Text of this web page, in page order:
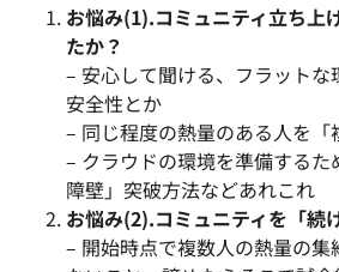
お悩み(1).コミュニティ立ち上
たか？
– 安心して聞ける、フラットな
安全性とか
– 同じ程度の熱量のある人を
– クラウドの環境を準備するた
障壁」突破方法などあれこれ
お悩み(2).コミュニティを「続
– 開始時点で複数人の熱量の集